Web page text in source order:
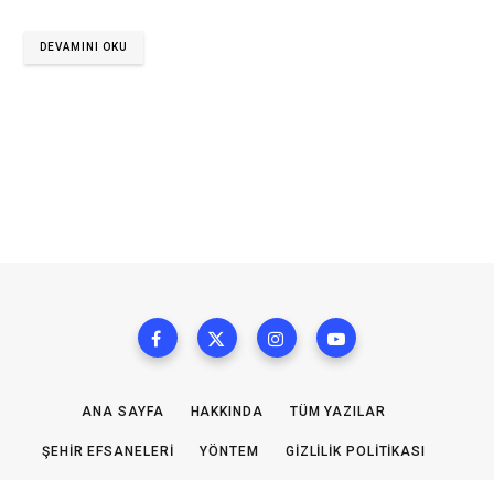
DEVAMINI OKU
ANA SAYFA HAKKINDA TÜM YAZILAR
ŞEHIR EFSANELERI YÖNTEM GIZLILIK POLITIKASI